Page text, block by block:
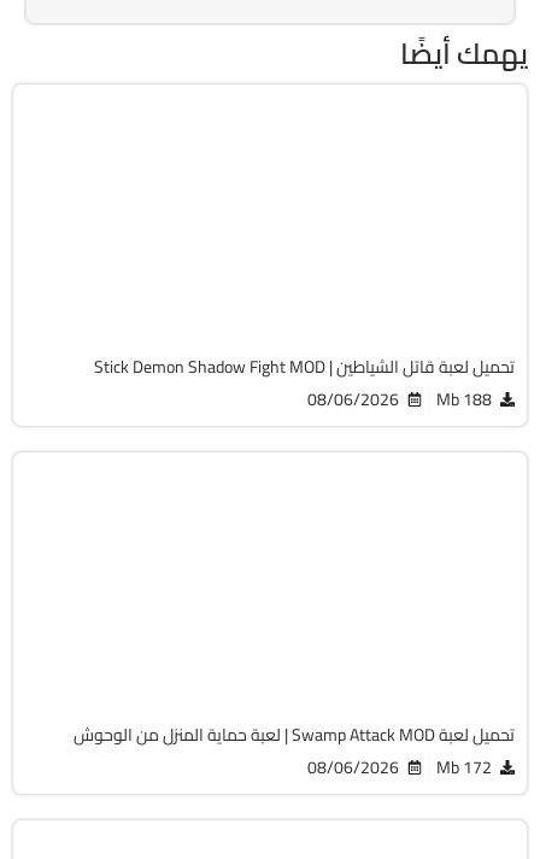
يهمك أيضًا
تحميل لعبة قاتل الشياطين | Stick Demon Shadow Fight MOD
188 Mb
08/06/2026
تحميل لعبة Swamp Attack MOD | لعبة حماية المنزل من الوحوش
172 Mb
08/06/2026